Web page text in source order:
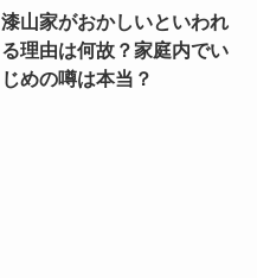
漆山家がおかしいといわれ
る理由は何故？家庭内でい
じめの噂は本当？